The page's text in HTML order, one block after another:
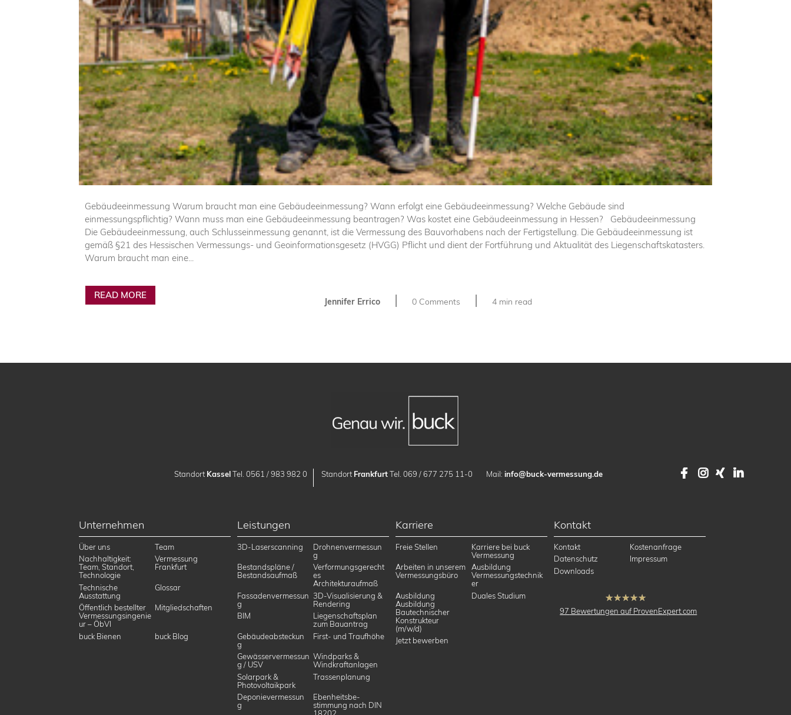
Gebäudeeinmessung Warum braucht man eine Gebäudeeinmessung? Wann erfolgt eine Gebäudeeinmessung? Welche Gebäude sind
einmessungspflichtig? Wann muss man eine Gebäudeeinmessung beantragen? Was kostet eine Gebäudeeinmessung in Hessen? Gebäudeeinmessung
Die Gebäudeeinmessung, auch Schlusseinmessung genannt, ist die Vermessung des Bauvorhabens nach der Fertigstellung. Die Gebäudeeinmessung ist
gemäß §21 des Hessischen Vermessungs- und Geoinformationsgesetz (HVGG) Pflicht und dient der Fortführung und Aktualität des Liegenschaftskatasters.
Warum braucht man eine...
READ MORE
Jennifer Errico | 0 Comments | 4 min read
Standort KasselTel. 0561 / 983 982 0 Standort FrankfurtTel. 069 / 677 275 11-0 Mail: info@buck-vermessung.de Facebook
Instagram
XING
Unternehmen
Über uns
Team
Nachhaltigkeit:
Team, Standort,
Technologie
Vermessung
Frankfurt
Technische
Ausstattung
Glossar
Öffentlich bestellter
Vermessungsingenie
ur – ÖbVI
Mitgliedschaften
buck Bienen buck Blog
Leistungen
3D-Laserscanning
Drohnenvermessun
g
Bestandspläne /
Bestandsaufmaß
Verformungsgerecht
es
Architekturaufmaß
Fassadenvermessun
g
3D-Visualisierung &
Rendering
BIM
Liegenschaftsplan
zum Bauantrag
Gebäudeabsteckun
g
First- und Traufhöhe
Gewässervermessun
g / USV
Windparks &
Windkraftanlagen
Solarpark &
Photovoltaikpark
Trassenplanung
Deponievermessun
g
Ebenheitsbe­
stimmung nach DIN
Karriere
Freie Stellen
Karriere bei buck
Vermessung
Arbeiten in unserem
Vermessungsbüro
Ausbildung
Vermessungstechnik
er
Ausbildung
Ausbildung
Bautechnischer
Konstrukteur
(m/w/d)
Duales Studium
Jetzt bewerben
Kontakt
Kontakt
Kostenanfrage
Datenschutz
Impressum
Downloads
hat4.91
von5
97 Bewertungen auf ProvenExpert.com